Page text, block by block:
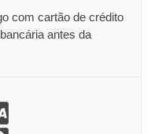
com cartão de crédito
antes da